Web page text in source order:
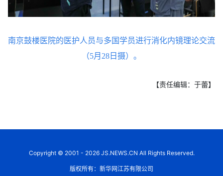
南京鼓楼医院的医护人员与多国学员进行消化内镜理论交流
（5月28日摄）。
【责任编辑：于蕾】
Copyright © 2001 - 2026 JS.NEWS.CN All Rights Reserved.
版权所有：新华网江苏有限公司